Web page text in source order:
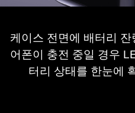
케이스 전면에 배터리
어폰이 충전 중일 경우
터리 상태를 한눈에